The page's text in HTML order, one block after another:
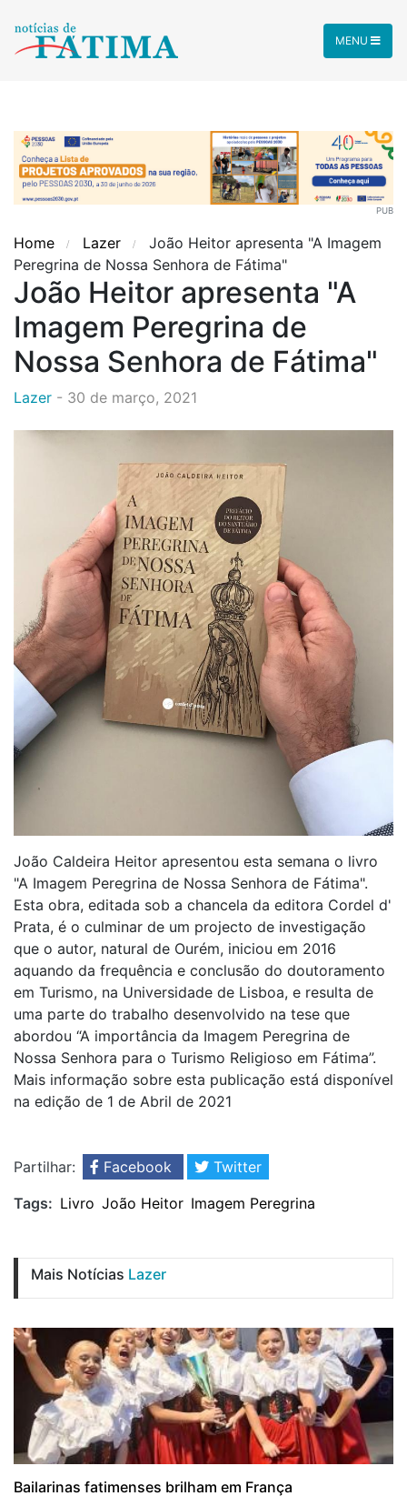
MENU
PUB
Home Lazer
João Heitor apresenta "A Imagem
Peregrina de Nossa Senhora de Fátima"
João Heitor apresenta "A
Imagem Peregrina de
Nossa Senhora de Fátima"
Lazer - 30 de março, 2021
João Caldeira Heitor apresentou esta semana o livro
"A Imagem Peregrina de Nossa Senhora de Fátima".
Esta obra, editada sob a chancela da editora Cordel d'
Prata, é o culminar de um projecto de investigação
que o autor, natural de Ourém, iniciou em 2016
aquando da frequência e conclusão do doutoramento
em Turismo, na Universidade de Lisboa, e resulta de
uma parte do trabalho desenvolvido na tese que
abordou “A importância da Imagem Peregrina de
Nossa Senhora para o Turismo Religioso em Fátima”.
Mais informação sobre esta publicação está disponível
na edição de 1 de Abril de 2021
Partilhar: Facebook
Twitter
Tags: Livro João Heitor Imagem Peregrina
Mais Notícias Lazer
Bailarinas fatimenses brilham em França